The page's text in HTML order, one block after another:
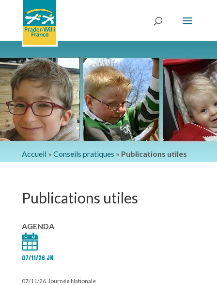
Accueil » Conseils pratiques » Publications utiles
Publications utiles
AGENDA
07/11/26 JN
07/11/26 Journée Nationale